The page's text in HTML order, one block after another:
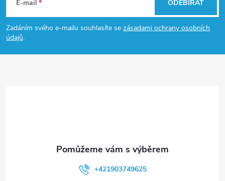
p
a
E-mail
Zadáním svého e-mailu souhlasíte se zásadami ochrany osobních
údajů.
ODEBÍRAT
+421903749625